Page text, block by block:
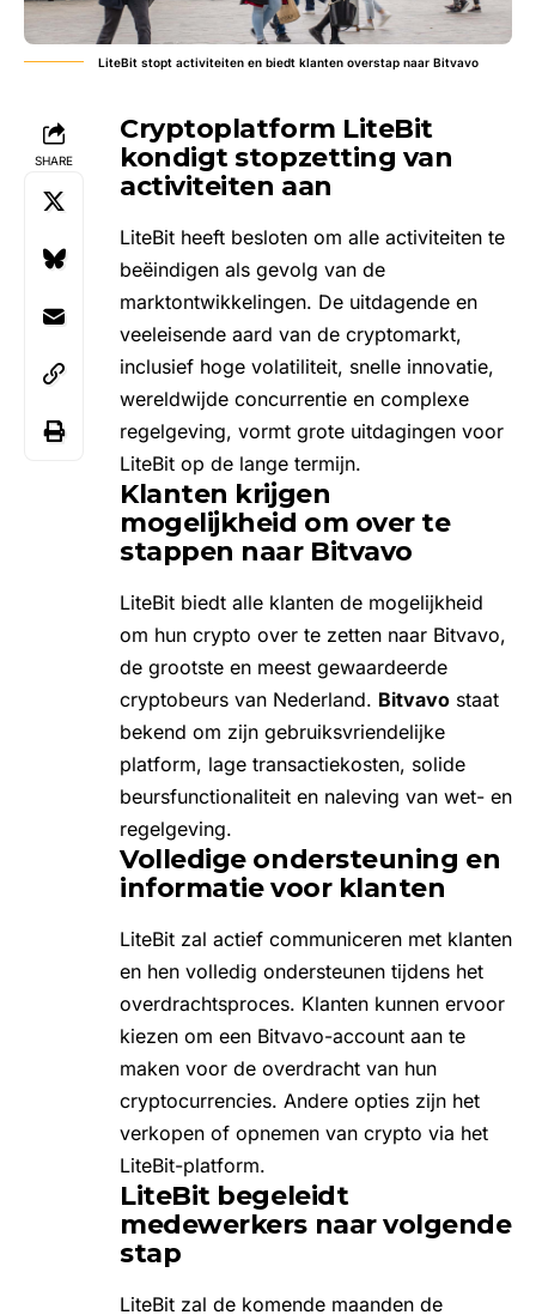
LiteBit stopt activiteiten en biedt klanten overstap naar Bitvavo
SHARE
Cryptoplatform LiteBit
kondigt stopzetting van
activiteiten aan
LiteBit heeft besloten om alle activiteiten te
beëindigen als gevolg van de
marktontwikkelingen. De uitdagende en
veeleisende aard van de cryptomarkt,
inclusief hoge volatiliteit, snelle innovatie,
wereldwijde concurrentie en complexe
regelgeving, vormt grote uitdagingen voor
LiteBit op de lange termijn.
Klanten krijgen
mogelijkheid om over te
stappen naar Bitvavo
LiteBit biedt alle klanten de mogelijkheid
om hun crypto over te zetten naar Bitvavo,
de grootste en meest gewaardeerde
cryptobeurs van Nederland. Bitvavo staat
bekend om zijn gebruiksvriendelijke
platform, lage transactiekosten, solide
beursfunctionaliteit en naleving van wet- en
regelgeving.
Volledige ondersteuning en
informatie voor klanten
LiteBit zal actief communiceren met klanten
en hen volledig ondersteunen tijdens het
overdrachtsproces. Klanten kunnen ervoor
kiezen om een Bitvavo-account aan te
maken voor de overdracht van hun
cryptocurrencies. Andere opties zijn het
verkopen of opnemen van crypto via het
LiteBit-platform.
LiteBit begeleidt
medewerkers naar volgende
stap
LiteBit zal de komende maanden de